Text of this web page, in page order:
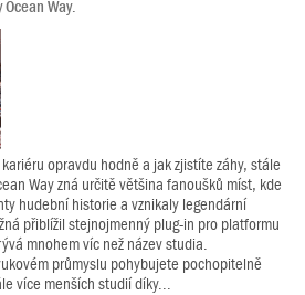
Way.
opravdu hodně a jak zjistíte záhy, stále
Way zná určitě většina fanoušků míst, kde
hudební historie a vznikaly legendární
přiblížil stejnojmenný plug-in pro platformu
mnohem víc než název studia.
průmyslu pohybujete pochopitelně
více menších studií díky...